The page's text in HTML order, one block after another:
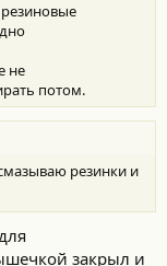
не
потом.
резинки и
закрыл и